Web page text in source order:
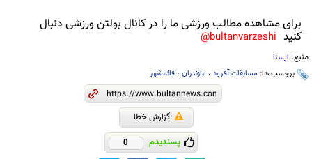
برای مشاهده مطالب ورزشی ما را در کانال بولتن ورزشی دنبال
کنید bultanvarzeshi@
منبع: ایسنا
برچسب ها: مسابقات آفرود ، مازندران ، قائمشهر
گزارش خطا
پسندیدم 0